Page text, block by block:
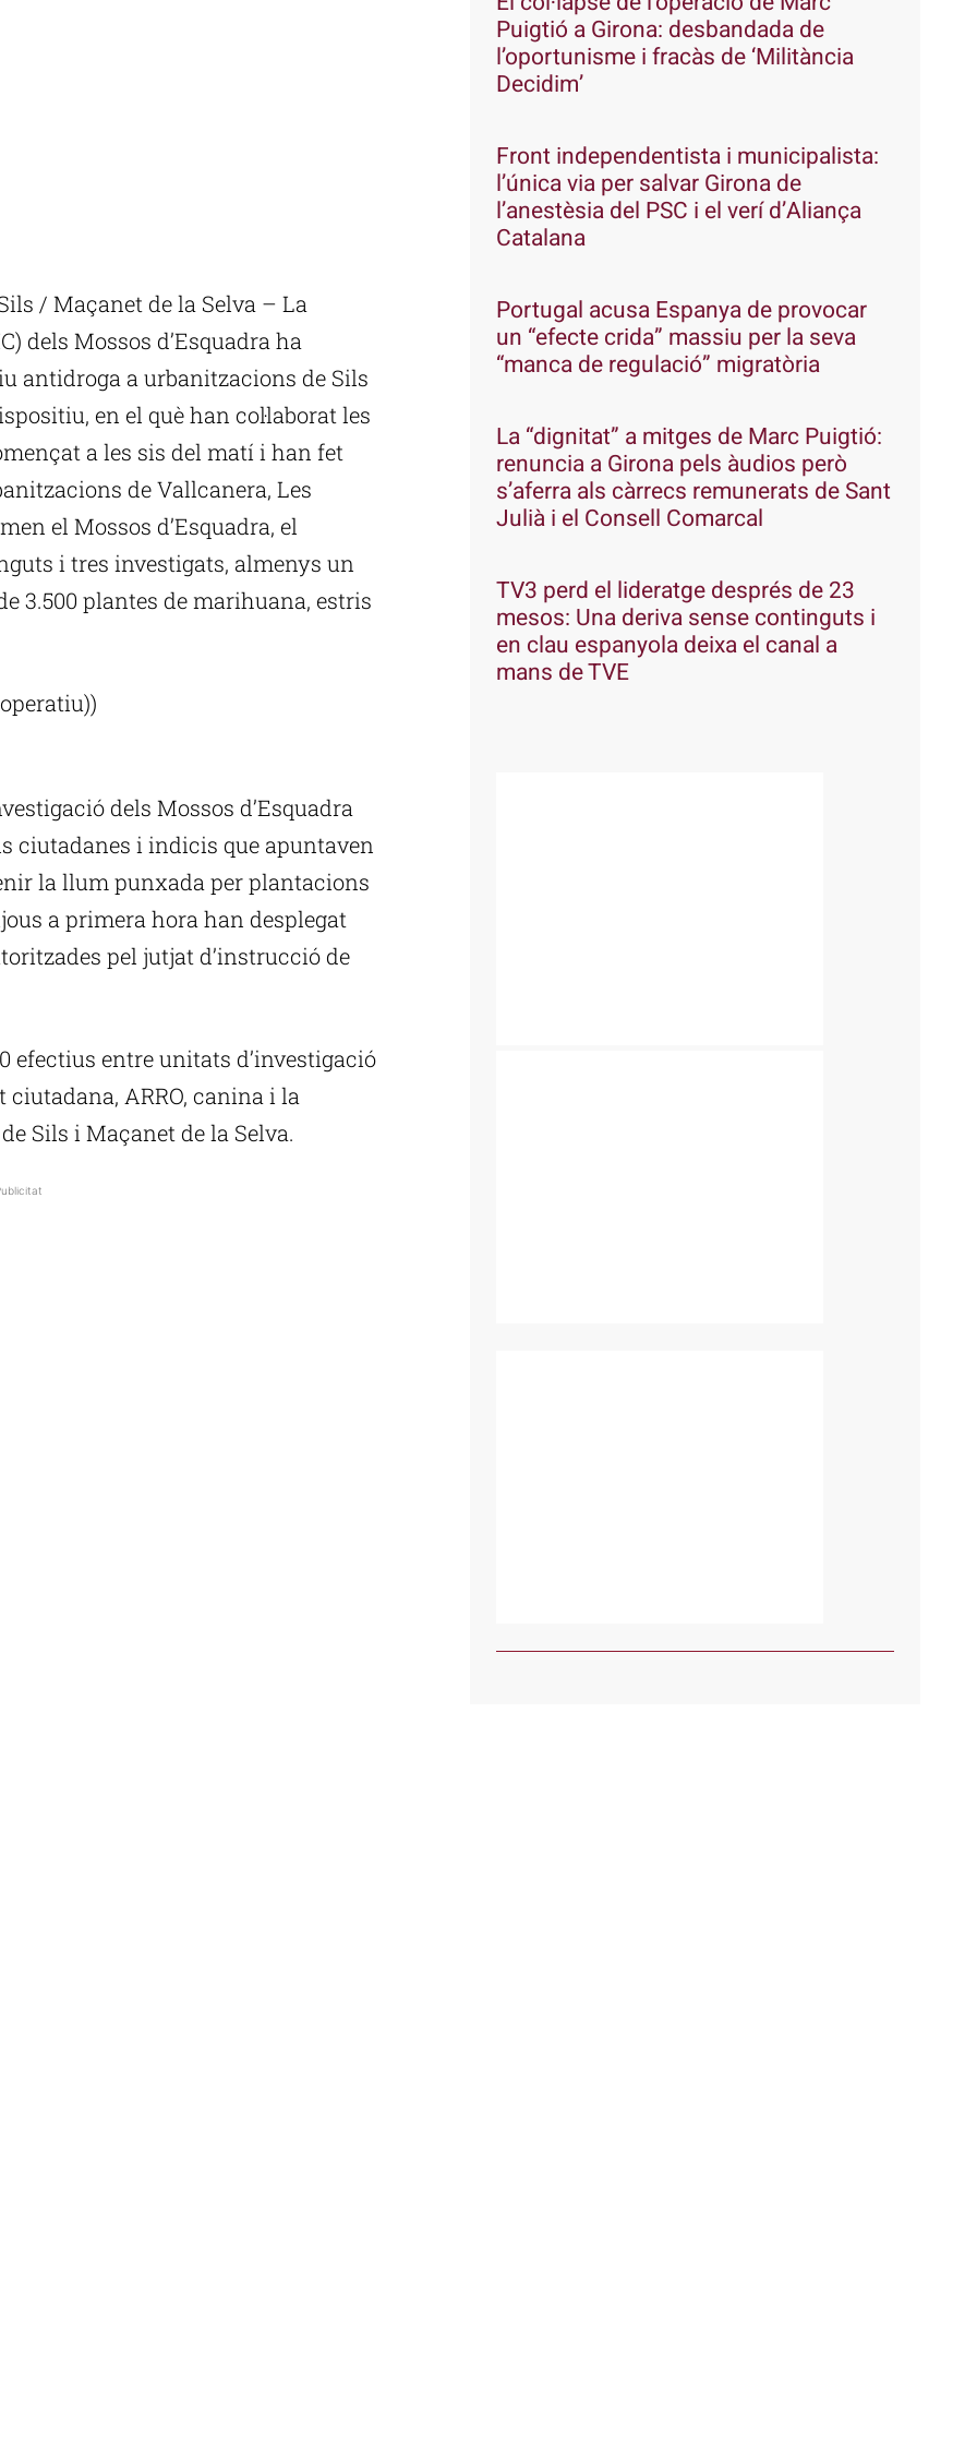
/ Maçanet de la Selva – La
dels Mossos d’Esquadra ha
antidroga a urbanitzacions de Sils
en el què han col·laborat les
a les sis del matí i han fet
de Vallcanera, Les
el Mossos d’Esquadra, el
i tres investigats, almenys un
3.500 plantes de marihuana, estris
dels Mossos d’Esquadra
ciutadanes i indicis que apuntaven
la llum punxada per plantacions
a primera hora han desplegat
pel jutjat d’instrucció de
entre unitats d’investigació
ciutadana, ARRO, canina i la
Sils i Maçanet de la Selva.
Puigtió a Girona: desbandada de
l’oportunisme i fracàs de ‘Militància
Decidim’
Front independentista i municipalista:
l’única via per salvar Girona de
l’anestèsia del PSC i el verí d’Aliança
Catalana
Portugal acusa Espanya de provocar
un “efecte crida” massiu per la seva
“manca de regulació” migratòria
La “dignitat” a mitges de Marc Puigtió:
renuncia a Girona pels àudios però
s’aferra als càrrecs remunerats de Sant
Julià i el Consell Comarcal
TV3 perd el lideratge després de 23
mesos: Una deriva sense continguts i
en clau espanyola deixa el canal a
mans de TVE